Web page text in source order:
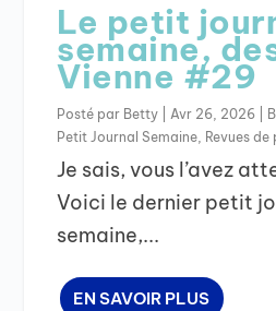
Le petit
semaine,
Vienne #29
Posté par Betty |Avr 26, 2026
Petit Journal Semaine, Revues de
Je sais, vous l’avez
Voici le dernier petit
semaine,...
EN SAVOIR PLUS